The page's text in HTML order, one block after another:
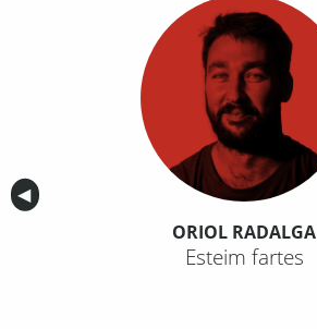
Anterior
◀︎
ORIOL RADALGA
Esteim fartes